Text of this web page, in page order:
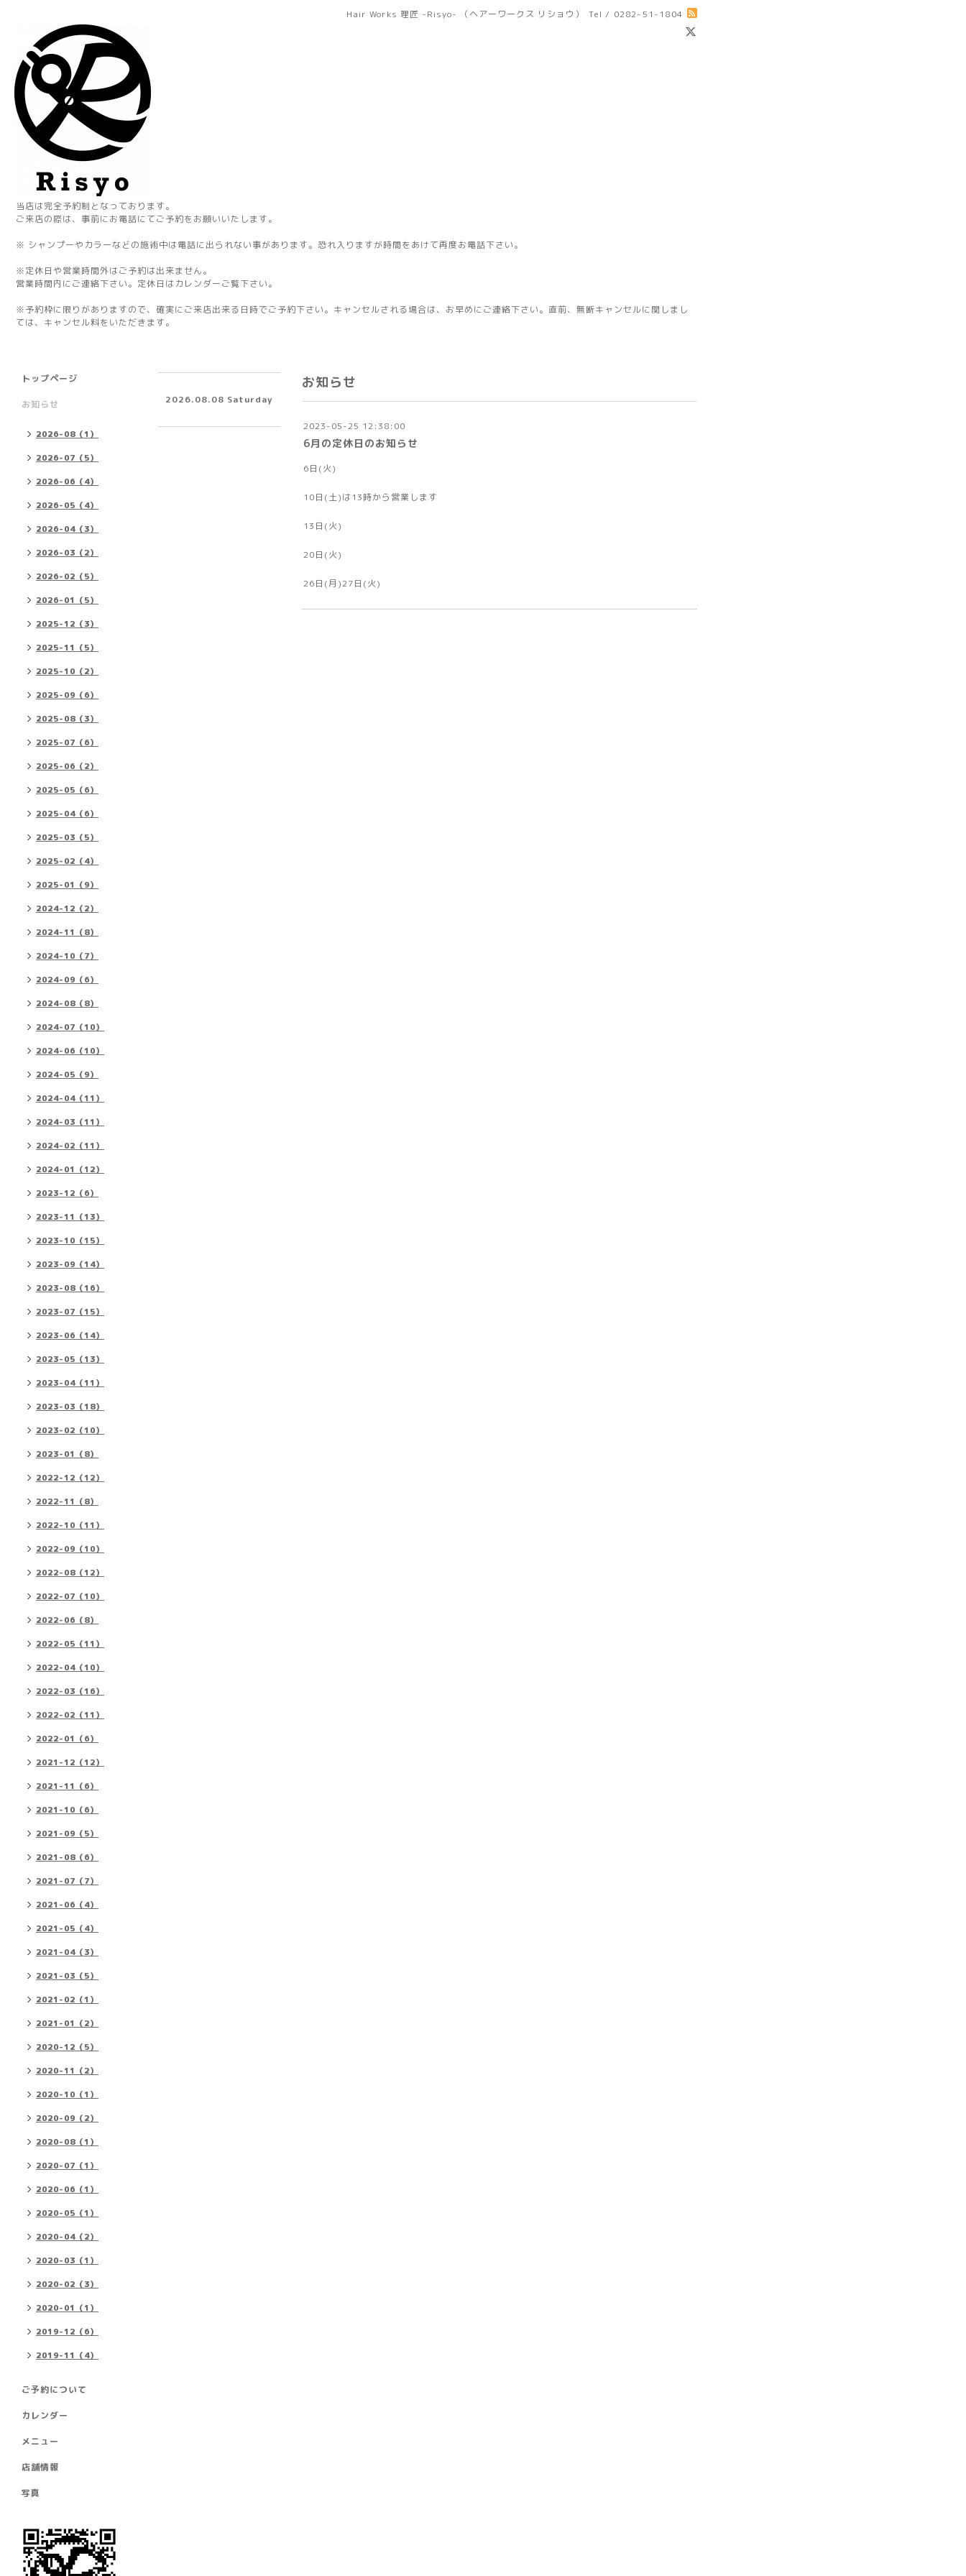
Hair Works 理匠 -Risyo- （ヘアーワークス リショウ） Tel / 0282-51-1804
当店は完全予約制となっております。
ご来店の際は、事前にお電話にてご予約をお願いいたします。
※ シャンプーやカラーなどの施術中は電話に出られない事があります。恐れ入りますが時間をあけて再度お電話下さい。
※定休日や営業時間外はご予約は出来ません。
営業時間内にご連絡下さい。定休日はカレンダーご覧下さい。
※予約枠に限りがありますので、確実にご来店出来る日時でご予約下さい。キャンセルされる場合は、お早めにご連絡下さい。直前、無断キャンセルに関しまし
ては、キャンセル料をいただきます。
お知らせ
2023-05-25 12:38:00
6月の定休日のお知らせ
6日(火)
10日(土)は13時から営業します
13日(火)
20日(火)
26日(月)27日(火)
トップページ
お知らせ
2026-08（1）
2026-07（5）
2026-06（4）
2026-05（4）
2026-04（3）
2026-03（2）
2026-02（5）
2026-01（5）
2025-12（3）
2025-11（5）
2025-10（2）
2025-09（6）
2025-08（3）
2025-07（6）
2025-06（2）
2025-05（6）
2025-04（6）
2025-03（5）
2025-02（4）
2025-01（9）
2024-12（2）
2024-11（8）
2024-10（7）
2024-09（6）
2024-08（8）
2024-07（10）
2024-06（10）
2024-05（9）
2024-04（11）
2024-03（11）
2024-02（11）
2024-01（12）
2023-12（6）
2023-11（13）
2023-10（15）
2023-09（14）
2023-08（16）
2023-07（15）
2023-06（14）
2023-05（13）
2023-04（11）
2023-03（18）
2023-02（10）
2023-01（8）
2022-12（12）
2022-11（8）
2022-10（11）
2022-09（10）
2022-08（12）
2022-07（10）
2022-06（8）
2022-05（11）
2022-04（10）
2022-03（16）
2022-02（11）
2022-01（6）
2021-12（12）
2021-11（6）
2021-10（6）
2021-09（5）
2021-08（6）
2021-07（7）
2021-06（4）
2021-05（4）
2021-04（3）
2021-03（5）
2021-02（1）
2021-01（2）
2020-12（5）
2020-11（2）
2020-10（1）
2020-09（2）
2020-08（1）
2020-07（1）
2020-06（1）
2020-05（1）
2020-04（2）
2020-03（1）
2020-02（3）
2020-01（1）
2019-12（6）
2019-11（4）
ご予約について
カレンダー
メニュー
店舗情報
写真
2026.08.08 Saturday